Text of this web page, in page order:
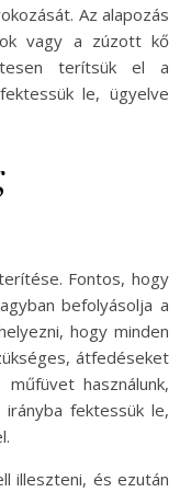
Az alapozás
vagy a zúzott kő
terítsük el a
le, ügyelve
Fontos, hogy
befolyásolja a
hogy minden
átfedéseket
használunk,
fektessük le,
illeszteni, és ezután